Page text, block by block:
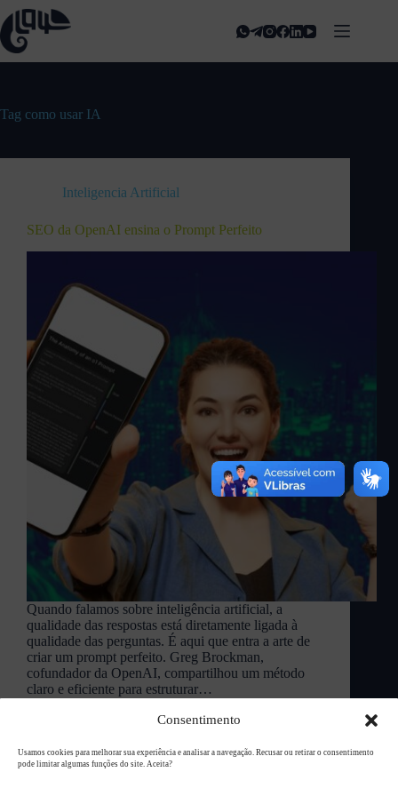
Consentimento
Usamos cookies para melhorar sua experiência e analisar a navegação. Recusar ou retirar o consentimento
pode limitar algumas funções do site. Aceita?
Tag como usar IA
Inteligencia Artificial
SEO da OpenAI ensina o Prompt Perfeito
Quando falamos sobre inteligência artificial, a
qualidade das respostas está diretamente ligada à
qualidade das perguntas. É aqui que entra a arte de
criar um prompt perfeito. Greg Brockman,
cofundador da OpenAI, compartilhou um método
claro e eficiente para estruturar…